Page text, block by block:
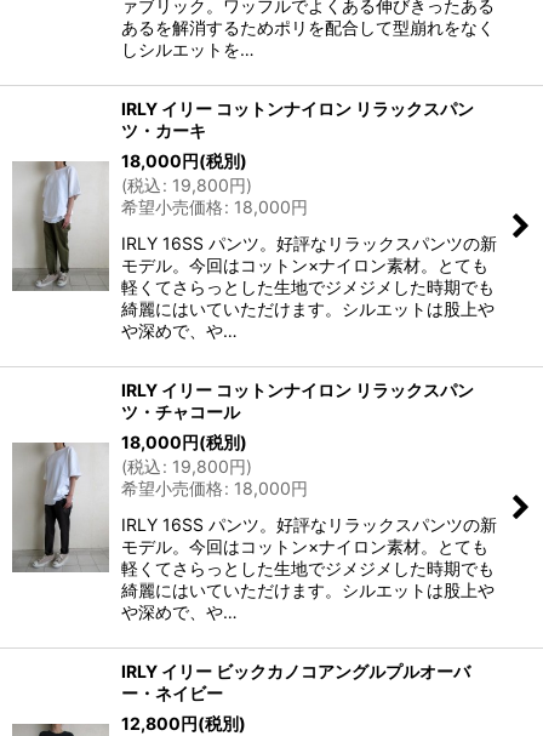
ァブリック。ワッフルでよくある伸びきったある
あるを解消するためポリを配合して型崩れをなく
しシルエットを…
IRLY イリー コットンナイロン リラックスパン
ツ・カーキ
18,000円(税別)
(税込: 19,800円)
希望小売価格: 18,000円
IRLY 16SS パンツ。好評なリラックスパンツの新
モデル。今回はコットン×ナイロン素材。とても
軽くてさらっとした生地でジメジメした時期でも
綺麗にはいていただけます。シルエットは股上や
や深めで、や…
IRLY イリー コットンナイロン リラックスパン
ツ・チャコール
18,000円(税別)
(税込: 19,800円)
希望小売価格: 18,000円
IRLY 16SS パンツ。好評なリラックスパンツの新
モデル。今回はコットン×ナイロン素材。とても
軽くてさらっとした生地でジメジメした時期でも
綺麗にはいていただけます。シルエットは股上や
や深めで、や…
IRLY イリー ビックカノコアングルプルオーバ
ー・ネイビー
12,800円(税別)